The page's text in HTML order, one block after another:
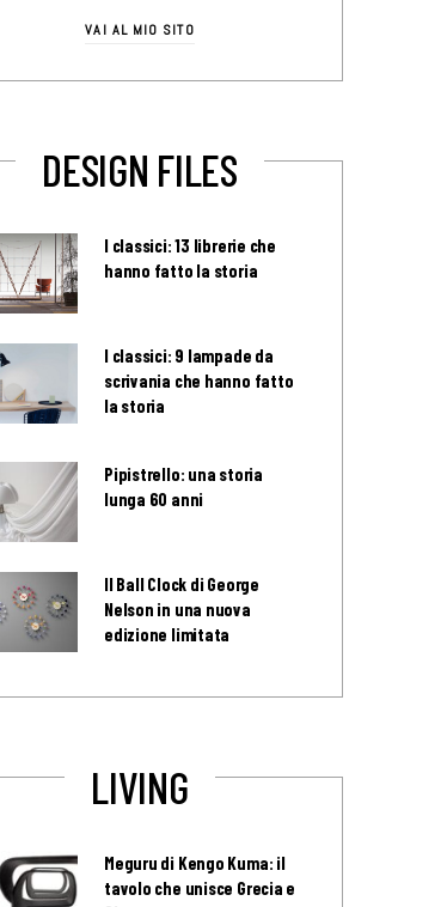
VAI AL MIO SITO
DESIGN FILES
I classici: 13 librerie che
hanno fatto la storia
I classici: 9 lampade da
scrivania che hanno fatto
la storia
Pipistrello: una storia
lunga 60 anni
Il Ball Clock di George
Nelson in una nuova
edizione limitata
LIVING
Meguru di Kengo Kuma: il
tavolo che unisce Grecia e